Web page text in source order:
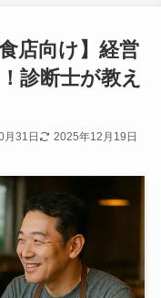
店向け】経営
診断士が教え
月31日 2025年12月19日